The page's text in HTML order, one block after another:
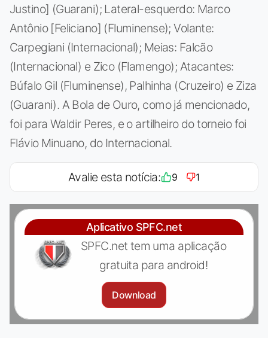
Justino] (Guarani); Lateral-esquerdo: Marco
Antônio [Feliciano] (Fluminense); Volante:
Carpegiani (Internacional); Meias: Falcão
(Internacional) e Zico (Flamengo); Atacantes:
Búfalo Gil (Fluminense), Palhinha (Cruzeiro) e Ziza
(Guarani). A Bola de Ouro, como já mencionado,
foi para Waldir Peres, e o artilheiro do torneio foi
Flávio Minuano, do Internacional.
Avalie esta notícia: 9 1
Aplicativo SPFC.net
SPFC.net tem uma aplicação
gratuita para android!
Download